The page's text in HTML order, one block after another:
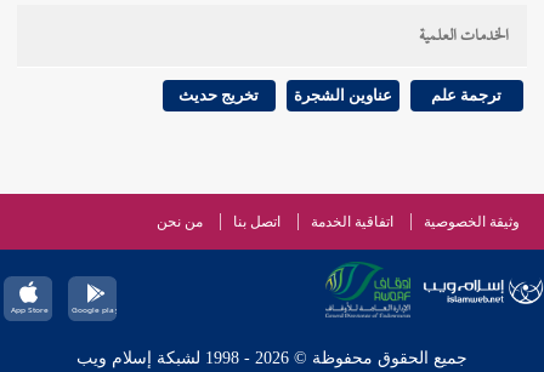
الخدمات العلمية
ترجمة علم عناوين الشجرة تخريج حديث
وثيقة الخصوصية اتفاقية الخدمة اتصل بنا من نحن
جميع الحقوق محفوظة © 2026 - 1998 لشبكة إسلام ويب